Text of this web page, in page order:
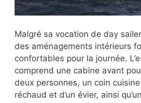
Malgré sa vocation de day
des aménagements intérieurs
confortables pour la journée.
comprend une cabine avant
deux personnes, un coin cuisine
réchaud et d’un évier, ainsi